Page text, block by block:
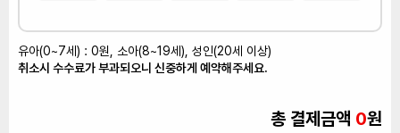
유아(0~7세) : 0원, 소아(8~19세), 성인(20세 이상)
취소시 수수료가 부과되오니 신중하게 예약해주세요.
총 결제금액 0원